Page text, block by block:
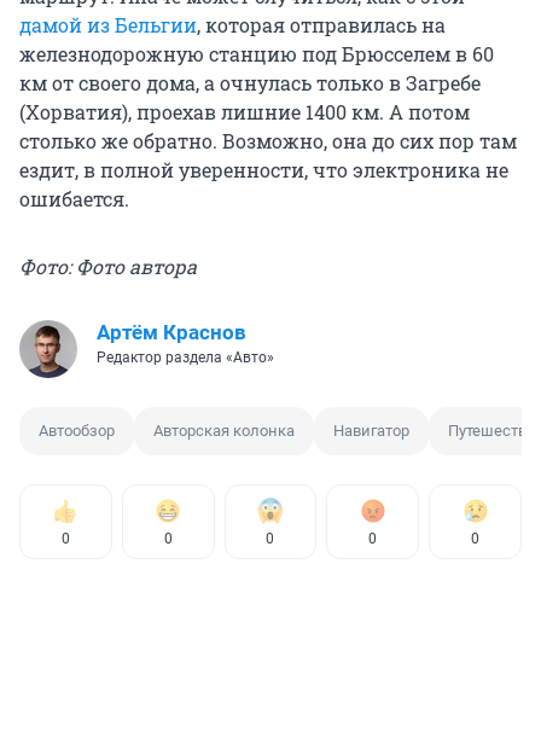
дамой из Бельгии, которая отправилась на
железнодорожную станцию под Брюсселем в 60
км от своего дома, а очнулась только в Загребе
(Хорватия), проехав лишние 1400 км. А потом
столько же обратно. Возможно, она до сих пор там
ездит, в полной уверенности, что электроника не
ошибается.
Фото: Фото автора
Артём Краснов
Редактор раздела «Авто»
Автообзор Авторская колонка Навигатор
0 0 0 0 0